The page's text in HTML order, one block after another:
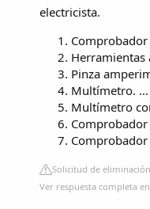
electricista.
Herramientas
Pinza
Multímetro. ...
Multímetro
Solicitud de eliminación
Ver respuesta completa